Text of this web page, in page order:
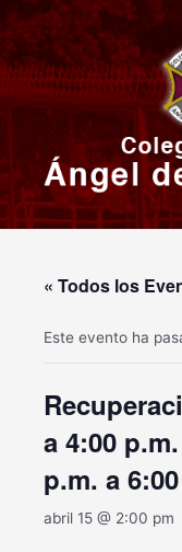
al
contenido
« Todos los
Este evento ha
a 4:00
p.m. a
abril 15 @ 2:00 pm